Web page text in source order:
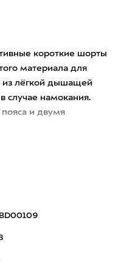
короткие шорты
материала для
из лёгкой дышащей
случае намокания.
и двумя